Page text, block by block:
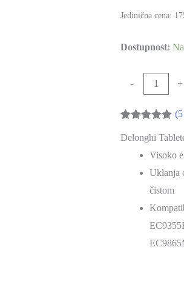
Jedinična cena:
Dostupnost:
-
Delonghi
za
Čišćenje
Aparata
DLSC552
količina
+
5.00od 5 na
ocena kupaca
(5
Delonghi
Visoko
Uklanja
čistom